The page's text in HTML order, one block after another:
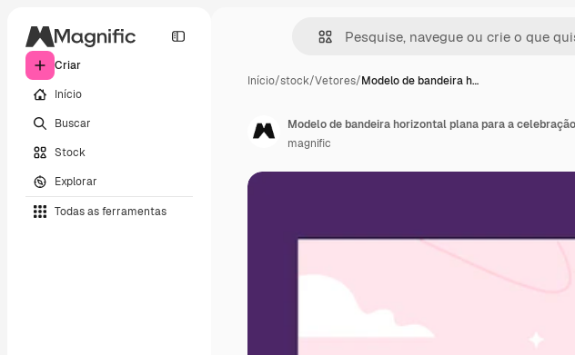
Criar
Início
Buscar
Stock
Explorar
Todas as ferramentas
Início/stock/Vetores/Modelo de bandeira h…
magnific